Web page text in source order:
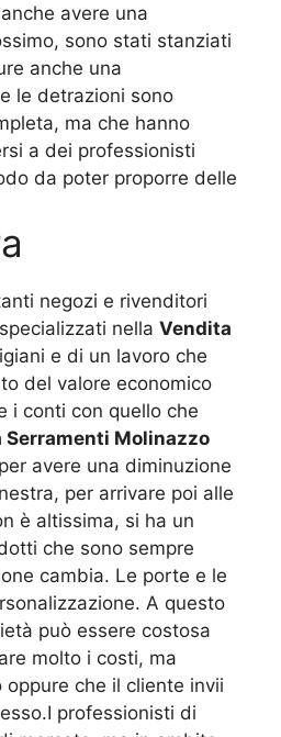
avere una
sono stati stanziati
anche una
le detrazioni sono
ma che hanno
a dei professionisti
da poter proporre delle
negozi e rivenditori
nella Vendita
e di un lavoro che
del valore economico
i conti con quello che
Serramenti Molinazzo
avere una diminuzione
per arrivare poi alle
è altissima, si ha un
che sono sempre
cambia. Le porte e le
A questo
può essere costosa
molto i costi, ma
che il cliente invii
professionisti di